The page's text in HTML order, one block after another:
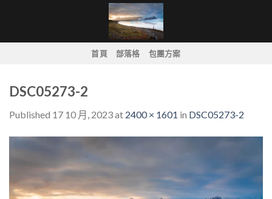
首頁 部落格 包團方案
DSC05273-2
Published 17 10 月, 2023at 2400 × 1601 in DSC05273-2